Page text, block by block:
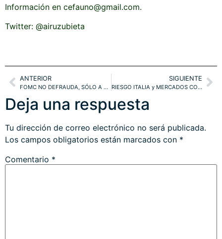
Información en cefauno@gmail.com.
Twitter: @airuzubieta
ANTERIOR
FOMC NO DEFRAUDA, SÓLO A TRUMP. TÉCNICOS NASDAQ, S&P500 Y PROYECCIONES IBEX-35.
SIGUIENTE
RIESGO ITALIA y MERCADOS CONVULSOS. PROYECCIONES EURO, MILAN, IBEX, SANTANDER, BBVA, NAZ, SP500. ESTRATEGIA
Deja una respuesta
Tu dirección de correo electrónico no será publicada.
Los campos obligatorios están marcados con *
Comentario *